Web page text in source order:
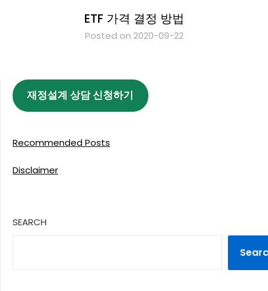
ETF 가격 결정 방법
Posted on 2020-09-22
재정설계 상담 신청하기
Recommended Posts
Disclaimer
SEARCH